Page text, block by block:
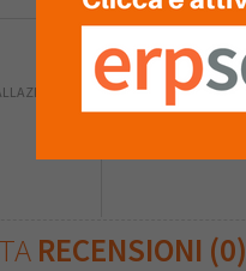
RECENSIONI (0)